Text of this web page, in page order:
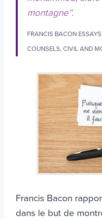
montagne”.
FRANCIS BACON
COUNSELS, CIVIL AND
Francis Bacon
dans le but de